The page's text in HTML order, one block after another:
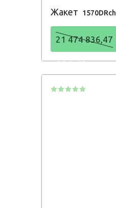
Жакет 1570DRch
21 474 836,47
836,48Р